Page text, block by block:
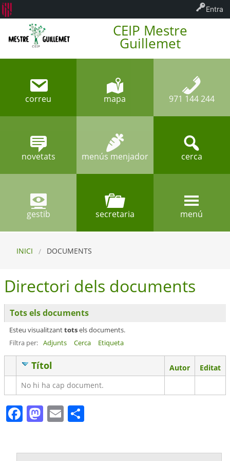
CEIP Mestre
Guillemet
correu mapa 971 144 244
novetats menús menjador cerca
gestib secretaria menú
INICI DOCUMENTS
Directori dels documents
Tots els documents
Esteu visualitzanttotsels documents.
Filtra per: Adjunts Cerca Etiqueta
Has
attachment
Títol Autor
Editat
No hi ha cap document.
Facebook
Mastodon
Email
Entra